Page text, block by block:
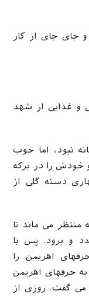
جای جای از کار
و غذایی از شهد
نبود، اما خوب
خودش را در برکه
دسته گلی از
می ماند تا
و برود. پس با
اهریمن را
حرفهای اهریمن
گفت. روزی از